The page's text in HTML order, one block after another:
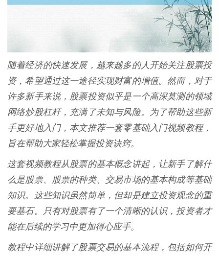
随着经济的快速发展，越来越多的人开始关注股票投
资，希望通过这一途径实现财富的增值。然而，对于
许多新手来说，股票投资似乎是一个高深莫测的领域
网络炒股杠杆，充满了未知与风险。为了帮助这些新
手更好地入门，本文推荐一套零基础入门视频教程，
旨在帮助大家轻松掌握投资诀窍。
这套视频教程从股票的基本概念讲起，让新手了解什
么是股票、股票的种类、交易市场的基本构成等基础
知识。这些知识虽然简单，但却是建立投资观念的重
要基石。只有对股票有了一个清晰的认识，投资者才
能在后续的学习中更加得心应手。
教程中详细讲解了股票交易的基本流程，包括如何开